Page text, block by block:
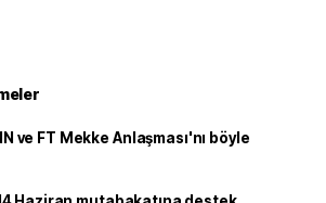
ve FT Mekke Anlaşması'nı böyle